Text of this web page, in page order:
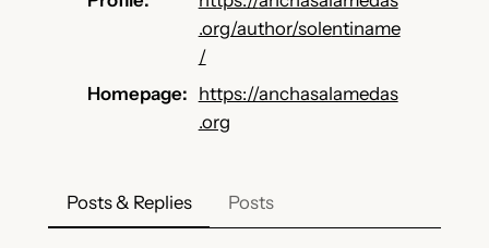
.org/author/solentiname
/
Homepage
https://anchasalamedas
.org
Posts & Replies Posts